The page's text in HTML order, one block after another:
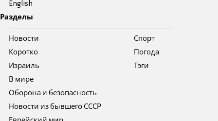
English
Разделы
Новости
Коротко
Израиль
В мире
Оборона и безопасность
Новости из бывшего СССР
Спорт
Погода
Тэги